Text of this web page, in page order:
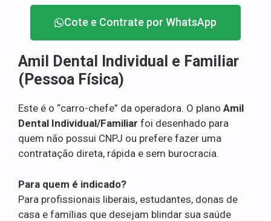
Cote e Contrate por WhatsApp
Amil Dental Individual e Familiar
(Pessoa Física)
Este é o “carro-chefe” da operadora. O plano Amil
Dental Individual/Familiar foi desenhado para
quem não possui CNPJ ou prefere fazer uma
contratação direta, rápida e sem burocracia.
Para quem é indicado?
Para profissionais liberais, estudantes, donas de
casa e famílias que desejam blindar sua saúde